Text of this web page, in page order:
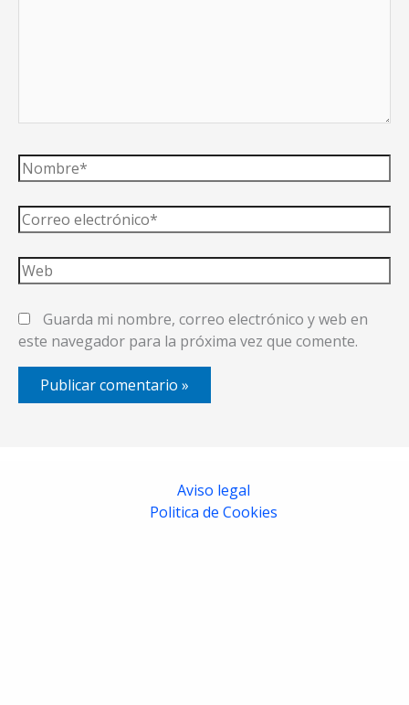
Nombre*
Correo
electrónico*
Web
Guarda mi nombre, correo electrónico y web en
este navegador para la próxima vez que comente.
Aviso legal
Politica de Cookies